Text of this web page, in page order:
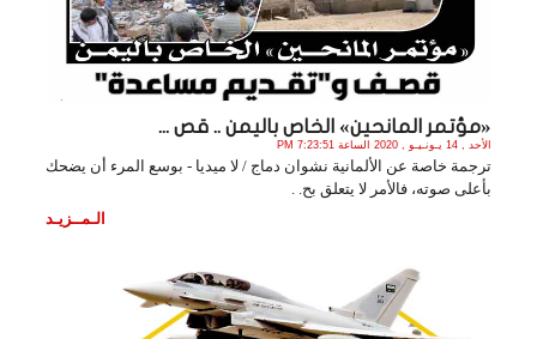
«مؤتمر المانحين» الخاص باليمن .. قص ...
الأحد , 14 يـونـيـو , 2020 الساعة 7:23:51 PM
ترجمة خاصة عن الألمانية نشوان دماج / لا ميديا - بوسع المرء أن يضحك
بأعلى صوته، فالأمر لا يتعلق بح. .
الـمــزيـد